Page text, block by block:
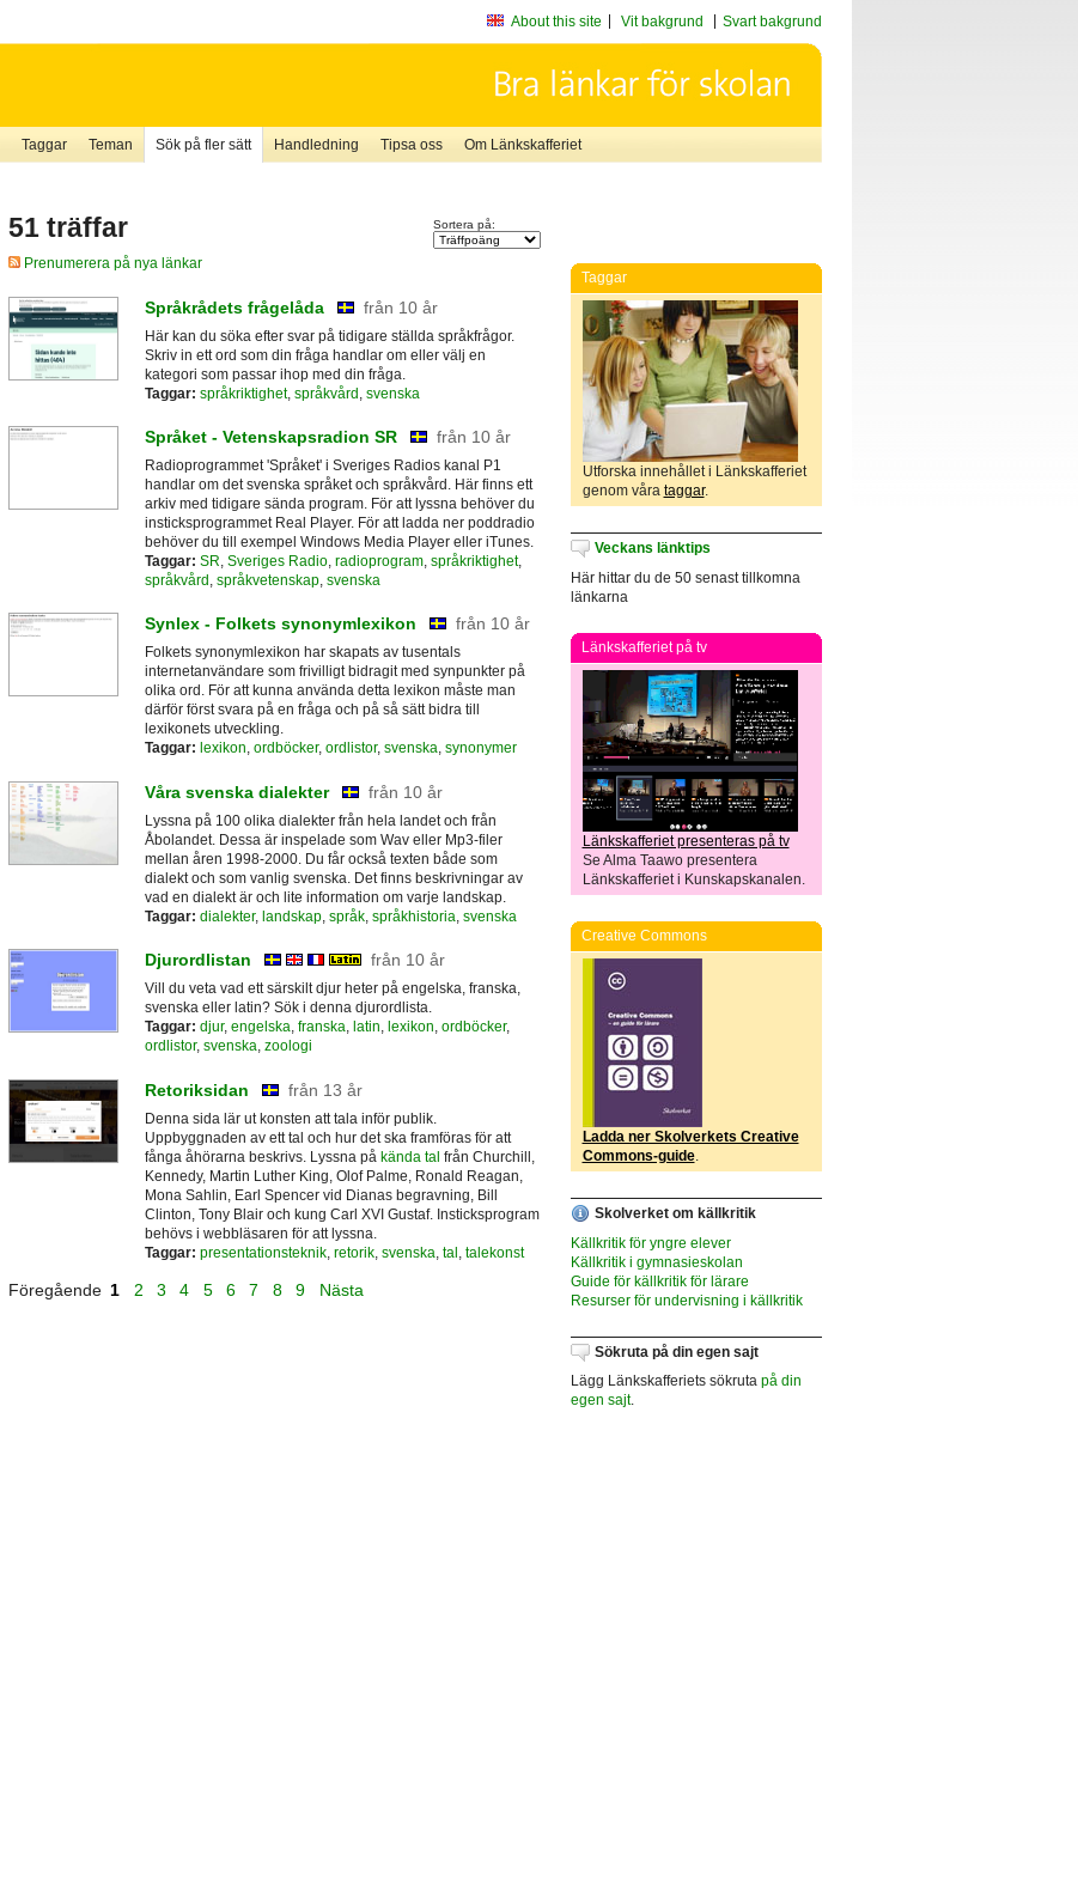
About this site Vit bakgrund Svart bakgrund
Taggar Teman Sök på fler sätt Handledning Tipsa oss Om Länkskafferiet
51 träffar Sortera på:
Prenumerera på nya länkar
Språkrådets frågelåda från 10 år
Här kan du söka efter svar på tidigare ställda språkfrågor.
Skriv in ett ord som din fråga handlar om eller välj en
kategori som passar ihop med din fråga.
Taggar: språkriktighet, språkvård svenska
Språket - Vetenskapsradion SR från 10 år
Radioprogrammet 'Språket' i Sveriges Radios kanal P1
handlar om det svenska språket och språkvård. Här finns ett
arkiv med tidigare sända program. För att lyssna behöver du
insticksprogrammet Real Player. För att ladda ner poddradio
behöver du till exempel Windows Media Player eller iTunes.
Taggar: SR, Sveriges Radio, radioprogram, språkriktighet,
språkvård , språkvetenskap, svenska
Synlex - Folkets synonymlexikon från 10 år
Folkets synonymlexikon har skapats av tusentals
internetanvändare som frivilligt bidragit med synpunkter på
olika ord. För att kunna använda detta lexikon måste man
därför först svara på en fråga och på så sätt bidra till
lexikonets utveckling.
Taggar: lexikon, ordböcker, ordlistor, svenska, synonymer
Våra svenska dialekter från 10 år
Lyssna på 100 olika dialekter från hela landet och från
Åbolandet. Dessa är inspelade som Wav eller Mp3-filer
mellan åren 1998-2000. Du får också texten både som
dialekt och som vanlig svenska. Det finns beskrivningar av
vad en dialekt är och lite information om varje landskap.
Taggar: dialekter, landskap, språk, språkhistoria, svenska
Djurordlistan från 10 år
Vill du veta vad ett särskilt djur heter på engelska, franska,
svenska eller latin? Sök i denna djurordlista.
Taggar: djur, engelska, franska, latin, lexikon, ordböcker,
ordlistor, svenska, zoologi
Retoriksidan från 13 år
Denna sida lär ut konsten att tala inför publik.
Uppbyggnaden av ett tal och hur det ska framföras för att
fånga åhörarna beskrivs. Lyssna på kända tal från Churchill,
Kennedy, Martin Luther King, Olof Palme, Ronald Reagan,
Mona Sahlin, Earl Spencer vid Dianas begravning, Bill
Clinton, Tony Blair och kung Carl XVI Gustaf. Insticksprogram
behövs i webbläsaren för att lyssna.
Taggar: presentationsteknik, retorik, svenska tal talekonst
Föregående 1 2 3 4 5 6 7 8 9 Nästa
Taggar
Utforska innehållet i Länkskafferiet
genom våra taggar.
Veckans länktips
Här hittar du de 50 senast tillkomna
länkarna
Länkskafferiet på tv
Länkskafferiet presenteras på tv
Se Alma Taawo presentera
Länkskafferiet i Kunskapskanalen.
Creative Commons
Ladda ner Skolverkets Creative
Commons-guide.
Skolverket om källkritik
Källkritik för yngre elever
Källkritik i gymnasieskolan
Guide för källkritik för lärare
Resurser för undervisning i källkritik
Sökruta på din egen sajt
Lägg Länkskafferiets sökruta på din
egen sajt.